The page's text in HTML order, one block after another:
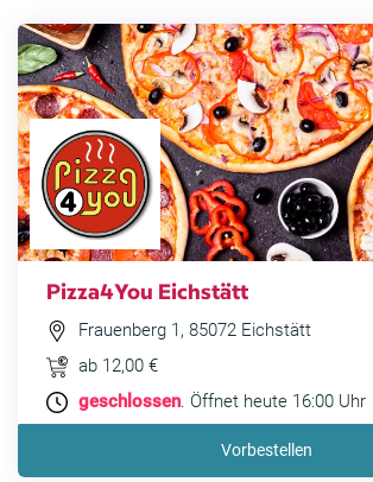
Pizza4You Eichstätt
Frauenberg 1, 85072 Eichstätt
ab 12,00 €
geschlossen. Öffnet heute 16:00 Uhr
Vorbestellen